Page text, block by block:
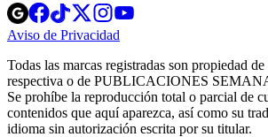
Opens
in
new
Opens
in
new
Opens
in
new
window
Opens
new
windowwindow
Aviso de Privacidad
new
window
Todas las marcas registradas son propiedad
respectiva o de PUBLICACIONES
Se prohíbe la reproducción total o parcial de
contenidos que aquí aparezca, así como su
idioma sin autorización escrita por su titular.